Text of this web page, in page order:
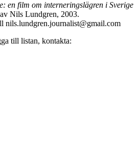
en film om interneringslägren i Sverige
Nils Lundgren, 2003.
nils.lundgren.journalist@gmail.com
till listan, kontakta: